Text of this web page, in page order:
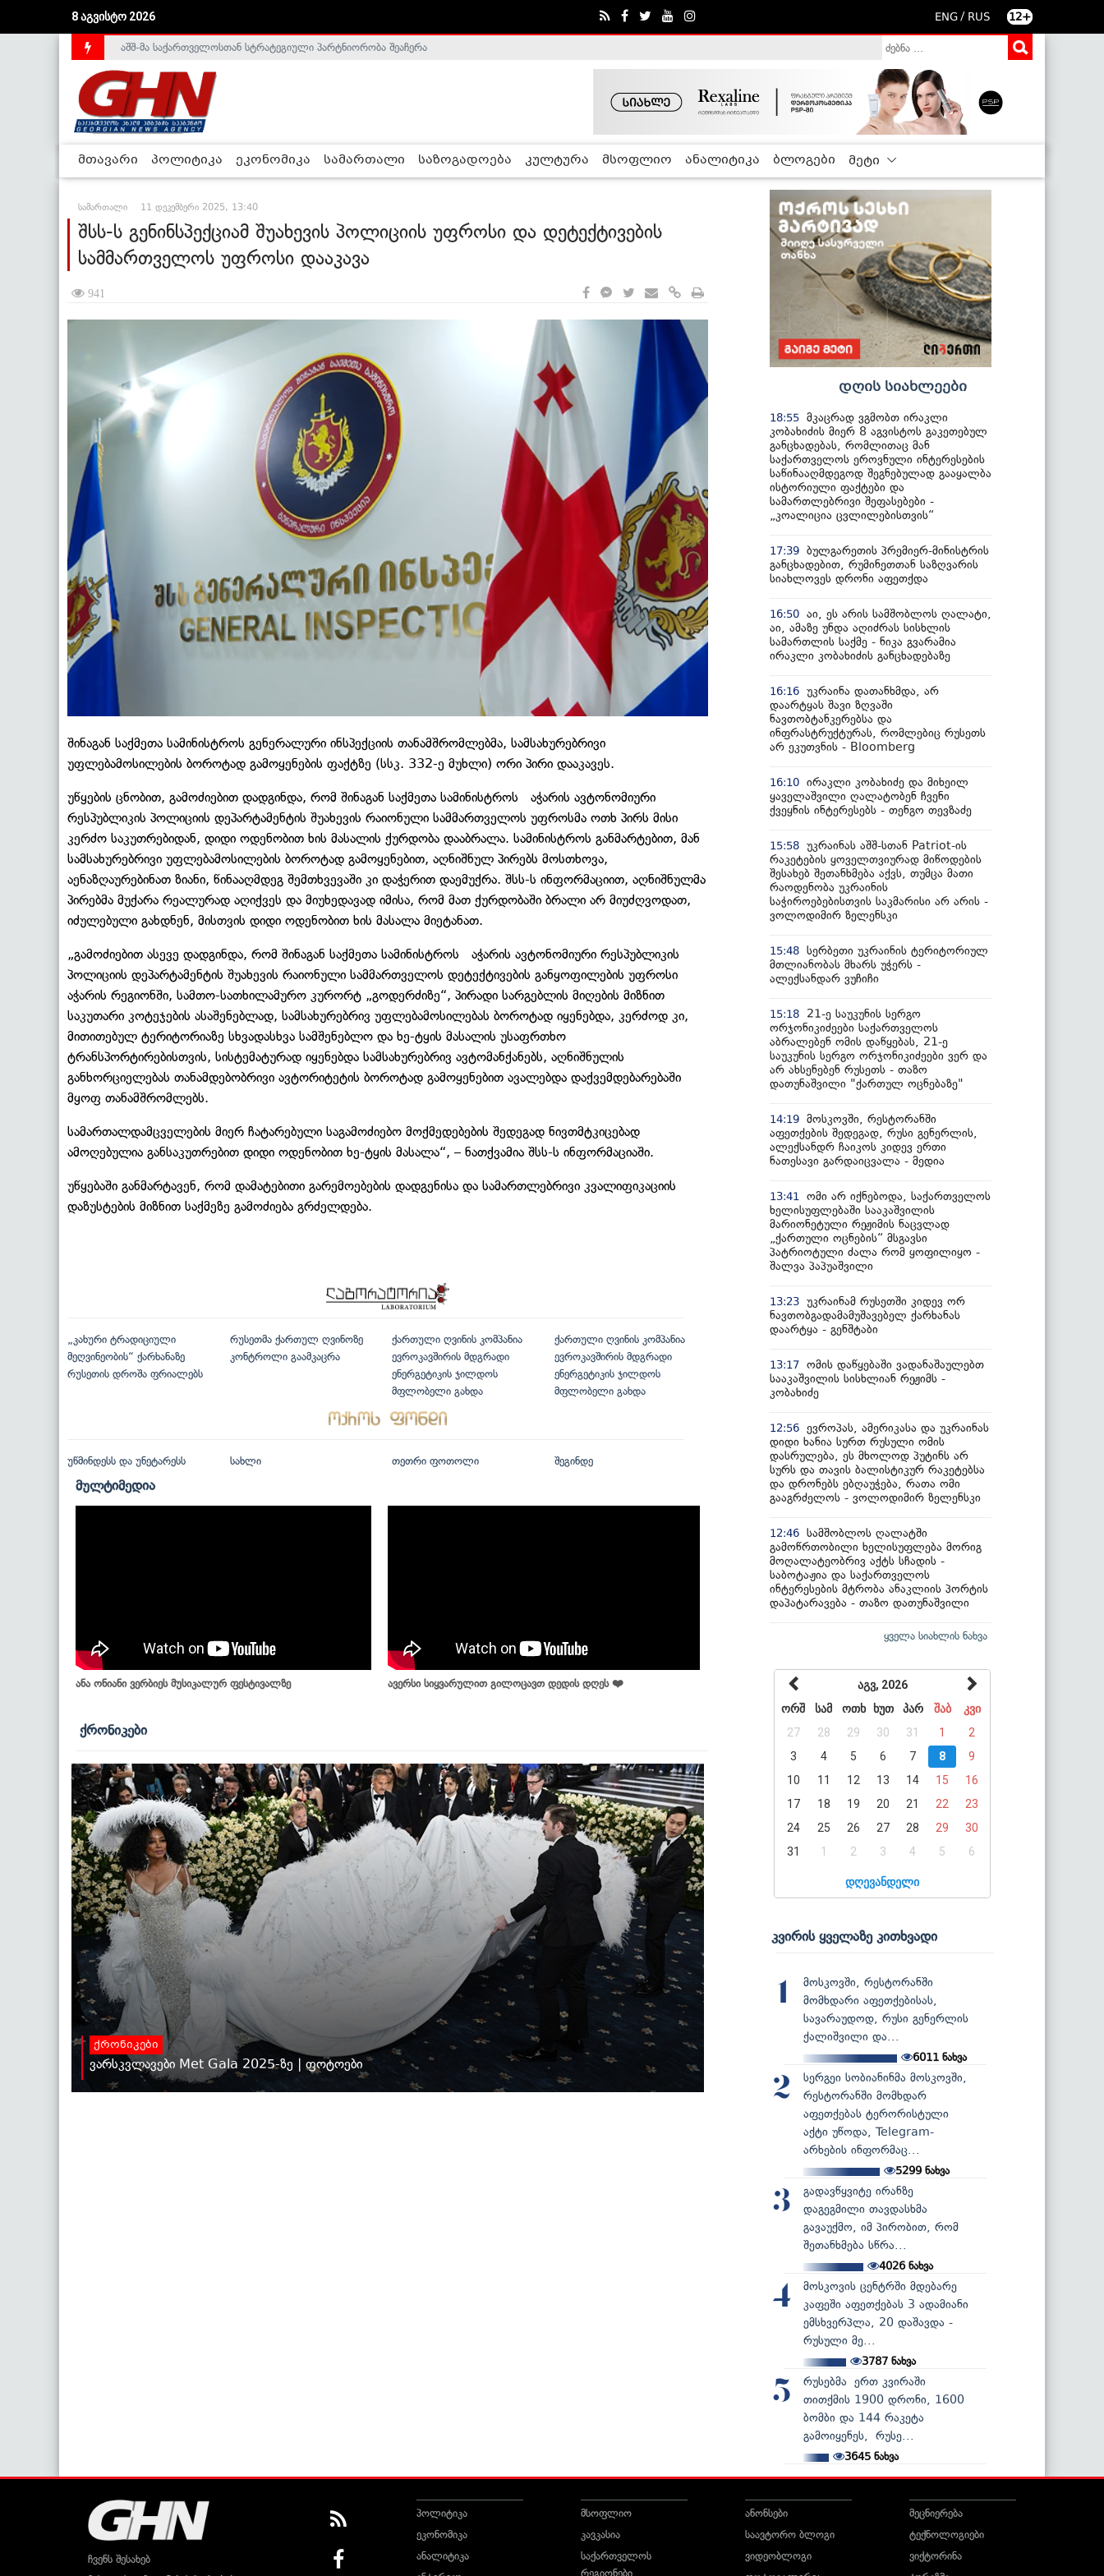
8 აგვისტო 2026 ENG / RUS 12+
საქართველოს დე-ფაქტო მთავრობა არალეგიტიმურია - ჰელსინკის კომისია
აშშ-მა საქართველოსთან სტრატეგიული პარტნიორობა შეაჩერა
მთავარი პოლიტიკა ეკონომიკა სამართალი საზოგადოება კულტურა მსოფლიო ანალიტიკა ბლოგები მეტი
სამართალი 11 დეკემბერი 2025, 13:40
შსს-ს გენინსპექციამ შუახევის პოლიციის უფროსი და დეტექტივების
სამმართველოს უფროსი დააკავა
941
შინაგან საქმეთა სამინისტროს გენერალური ინსპექციის თანამშრომლებმა, სამსახურებრივი
უფლებამოსილების ბოროტად გამოყენების ფაქტზე (სსკ. 332-ე მუხლი) ორი პირი დააკავეს.
უწყების ცნობით, გამოძიებით დადგინდა, რომ შინაგან საქმეთა სამინისტროს აჭარის ავტონომიური
რესპუბლიკის პოლიციის დეპარტამენტის შუახევის რაიონული სამმართველოს უფროსმა ოთხ პირს მისი
კერძო საკუთრებიდან, დიდი ოდენობით ხის მასალის ქურდობა დააბრალა. სამინისტროს განმარტებით, მან
სამსახურებრივი უფლებამოსილების ბოროტად გამოყენებით, აღნიშნულ პირებს მოსთხოვა,
აენაზღაურებინათ ზიანი, წინააღმდეგ შემთხვევაში კი დაჭერით დაემუქრა. შსს-ს ინფორმაციით, აღნიშნულმა
პირებმა მუქარა რეალურად აღიქვეს და მიუხედავად იმისა, რომ მათ ქურდობაში ბრალი არ მიუძღვოდათ,
იძულებული გახდნენ, მისთვის დიდი ოდენობით ხის მასალა მიეტანათ.
„გამოძიებით ასევე დადგინდა, რომ შინაგან საქმეთა სამინისტროს აჭარის ავტონომიური რესპუბლიკის
პოლიციის დეპარტამენტის შუახევის რაიონული სამმართველოს დეტექტივების განყოფილების უფროსი
აჭარის რეგიონში, სამთო-სათხილამურო კურორტ „გოდერძიზე“, პირადი სარგებლის მიღების მიზნით
საკუთარი კოტეჯების ასაშენებლად, სამსახურებრივ უფლებამოსილებას ბოროტად იყენებდა, კერძოდ კი,
მითითებულ ტერიტორიაზე სხვადასხვა სამშენებლო და ხე-ტყის მასალის უსაფრთხო
ტრანსპორტირებისთვის, სისტემატურად იყენებდა სამსახურებრივ ავტომანქანებს, აღნიშნულის
განხორციელებას თანამდებობრივი ავტორიტეტის ბოროტად გამოყენებით ავალებდა დაქვემდებარებაში
მყოფ თანამშრომლებს.
სამართალდამცველების მიერ ჩატარებული საგამოძიებო მოქმედებების შედეგად ნივთმტკიცებად
ამოღებულია განსაკუთრებით დიდი ოდენობით ხე-ტყის მასალა“, – ნათქვამია შსს-ს ინფორმაციაში.
უწყებაში განმარტავენ, რომ დამატებითი გარემოებების დადგენისა და სამართლებრივი კვალიფიკაციის
დაზუსტების მიზნით საქმეზე გამოძიება გრძელდება.
„კახური ტრადიციული
მეღვინეობის“ ქარხანაზე
რუსეთის დროშა ფრიალებს
რუსეთმა ქართულ ღვინოზე
კონტროლი გაამკაცრა
ქართული ღვინის კომპანია
ევროკავშირის მდგრადი
ენერგეტიკის ჯილდოს
მფლობელი გახდა
ქართული ღვინის კომპანია
ევროკავშირის მდგრადი
ენერგეტიკის ჯილდოს
მფლობელი გახდა
უწმინდესს და უნეტარესს სახლი თეთრი ფოთოლი შეგინდე
მულტიმედია
ანა ონიანი ვერბიეს მუსიკალურ ფესტივალზე ავერსი სიყვარულით გილოცავთ დედის დღეს ❤️
ქრონიკები
ქრონიკები
ვარსკვლავები Met Gala 2025-ზე | ფოტოები
დღის სიახლეები
18:55 მკაცრად ვგმობთ ირაკლი
კობახიძის მიერ 8 აგვისტოს გაკეთებულ
განცხადებას, რომლითაც მან
საქართველოს ეროვნული ინტერესების
საწინააღმდეგოდ შეგნებულად გააყალბა
ისტორიული ფაქტები და
სამართლებრივი შეფასებები -
„კოალიცია ცვლილებისთვის“
17:39 ბულგარეთის პრემიერ-მინისტრის
განცხადებით, რუმინეთთან საზღვარის
სიახლოვეს დრონი აფეთქდა
16:50 აი, ეს არის სამშობლოს ღალატი,
აი, ამაზე უნდა აღიძრას სისხლის
სამართლის საქმე - ნიკა გვარამია
ირაკლი კობახიძის განცხადებაზე
16:16 უკრაინა დათანხმდა, არ
დაარტყას შავი ზღვაში
ნავთობტანკერებსა და
ინფრასტრუქტურას, რომლებიც რუსეთს
არ ეკუთვნის - Bloomberg
16:10 ირაკლი კობახიძე და მიხეილ
ყაველაშვილი ღალატობენ ჩვენი
ქვეყნის ინტერესებს - თენგო თევზაძე
15:58 უკრაინას აშშ-სთან Patriot-ის
რაკეტების ყოველთვიურად მიწოდების
შესახებ შეთანხმება აქვს, თუმცა მათი
რაოდენობა უკრაინის
საჭიროებებისთვის საკმარისი არ არის -
ვოლოდიმირ ზელენსკი
15:48 სერბეთი უკრაინის ტერიტორიულ
მთლიანობას მხარს უჭერს -
ალექსანდარ ვუჩიჩი
15:18
21-ე საუკუნის სერგო
ორჯონიკიძეები საქართველოს
აბრალებენ ომის დაწყებას, 21-ე
საუკუნის სერგო ორჯონიკიძეები ვერ და
არ ახსენებენ რუსეთს - თაზო
დათუნაშვილი "ქართულ ოცნებაზე"
14:19 მოსკოვში, რესტორანში
აფეთქების შედეგად, რუსი გენერლის,
ალექსანდრ ჩაიკოს კიდევ ერთი
ნათესავი გარდაიცვალა - მედია
13:41
ომი არ იქნებოდა, საქართველოს
ხელისუფლებაში სააკაშვილის
მარიონეტული რეჟიმის ნაცვლად
„ქართული ოცნების“ მსგავსი
პატრიოტული ძალა რომ ყოფილიყო -
შალვა პაპუაშვილი
13:23 უკრაინამ რუსეთში კიდევ ორ
ნავთობგადამამუშავებელ ქარხანას
დაარტყა - გენშტაბი
13:17 ომის დაწყებაში ვადანაშაულებთ
სააკაშვილის სისხლიან რეჟიმს -
კობახიძე
12:56 ევროპას, ამერიკასა და უკრაინას
დიდი ხანია სურთ რუსული ომის
დასრულება, ეს მხოლოდ პუტინს არ
სურს და თავის ბალისტიკურ რაკეტებსა
და დრონებს ებღაუჭება, რათა ომი
გააგრძელოს - ვოლოდიმირ ზელენსკი
12:46 სამშობლოს ღალატში
გამოწრთობილი ხელისუფლება მორიგ
მოღალატეობრივ აქტს სჩადის -
საბოტაჟია და საქართველოს
ინტერესების მტრობა ანაკლიის პორტის
დაპატარავება - თაზო დათუნაშვილი
ყველა სიახლის ნახვა
აგვ, 2026
ორშ
სამ ოთხ ხუთ პარ შაბ
კვი
27
28 29 30 31 1
2
3
4 5 6 7 8
9
10
11 12 13 14 15
16
17
18 19 20 21 22
23
24
25 26 27 28 29
30
31
1 2 3 4 5 6
დღევანდელი
კვირის ყველაზე კითხვადი
1
მოსკოვში, რესტორანში
მომხდარი აფეთქებისას,
სავარაუდოდ, რუსი გენერლის
ქალიშვილი და...
6011 ნახვა
2
სერგეი სობიანინმა მოსკოვში,
რესტორანში მომხდარ
აფეთქებას ტერორისტული
აქტი უწოდა, Telegram-
არხების ინფორმაც...
5299 ნახვა
3
გადავწყვიტე ირანზე
დაგეგმილი თავდასხმა
გავაუქმო, იმ პირობით, რომ
შეთანხმება სწრა...
4026ნახვა
4
მოსკოვის ცენტრში მდებარე
კაფეში აფეთქებას 3 ადამიანი
ემსხვერპლა, 20 დაშავდა -
რუსული მე...
3787ნახვა
5
რუსებმა ერთ კვირაში
თითქმის 1900 დრონი, 1600
ბომბი და 144 რაკეტა
გამოიყენეს, რუსე...
3645 ნახვა
ჩვენს შესახებ
პოლიტიკა
ეკონომიკა
ანალიტიკა
მსოფლიო
კავკასია
საქართველოს
რეგიონები
ანონსები
საავტორო ბლოგი
ვიდეობლოგი
მეცნიერება
ტექნოლოგიები
ვიქტორინა